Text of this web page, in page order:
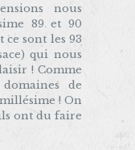
nous
89 et 90
ce sont les 93
qui nous
! Comme
de
! On
ont du faire